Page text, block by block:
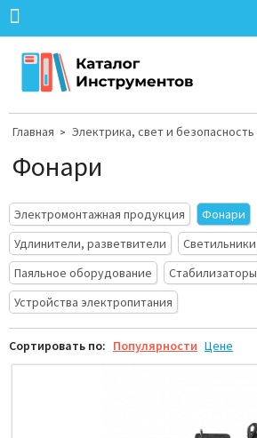
Главная > Электрика, свет и безопасность
Фонари
Электромонтажная продукция
Фонари
Удлинители, разветвители
Светильники
Паяльное оборудование
Стабилизаторы
Устройства электропитания
Сортировать по: Популярности Цене